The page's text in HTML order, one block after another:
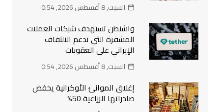
السبت, 8 أغسطس 2026, 0:54
واشنطن تستهدف شبكات العملات
المشفرة التي تدعم الالتفاف
الإيراني على العقوبات
السبت, 8 أغسطس 2026, 0:54
إغلاق الموانئ الأوكرانية يخفض
صادراتها الزراعية 50%